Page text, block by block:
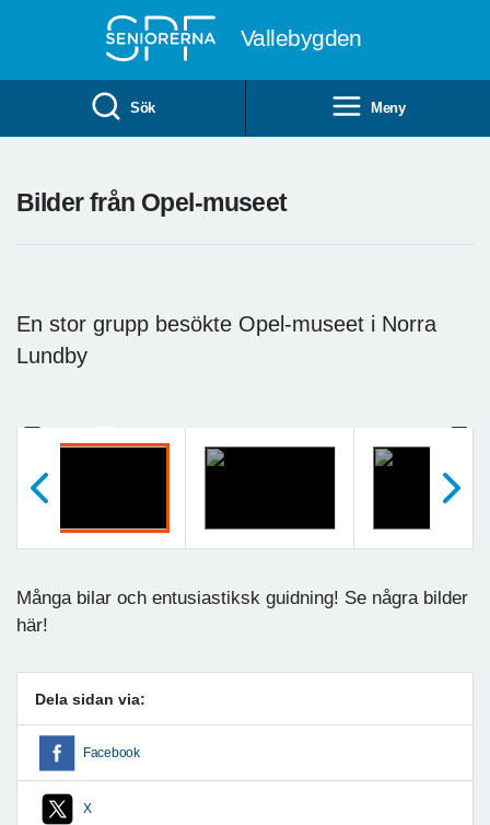
Vallebygden
Sök Meny
Bilder från Opel-museet
En stor grupp besökte Opel-museet i Norra
Lundby
Många bilar och entusiastiksk guidning! Se några bilder
här!
Dela sidan via:
Facebook
X